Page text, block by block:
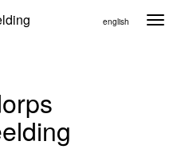
english